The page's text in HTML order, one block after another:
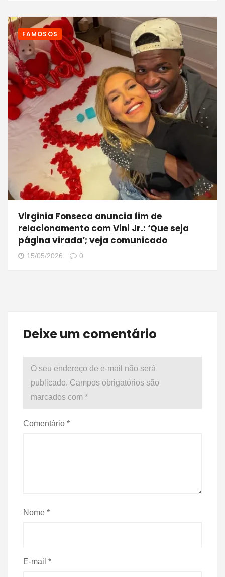
FAMOSOS
Virginia Fonseca anuncia fim de
relacionamento com Vini Jr.: ‘Que seja
página virada’; veja comunicado
15/05/2026 0
Deixe um comentário
O seu endereço de e-mail não será
publicado. Campos obrigatórios são
marcados com *
Comentário *
Nome *
E-mail *